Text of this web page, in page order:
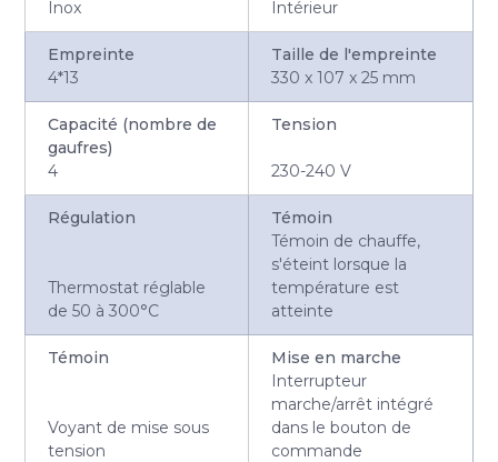
Inox Intérieur
Empreinte
4*13
Taille de l'empreinte
330 x 107 x 25 mm
Capacité (nombre de
gaufres)
4
Tension
230-240 V
Régulation
Thermostat réglable
de 50 à 300°C
Témoin
Témoin de chauffe,
s'éteint lorsque la
température est
atteinte
Témoin
Voyant de mise sous
tension
Mise en marche
Interrupteur
marche/arrêt intégré
dans le bouton de
commande